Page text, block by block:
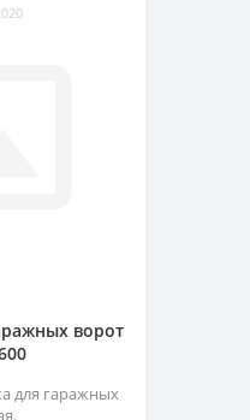
ворот
для гаражных